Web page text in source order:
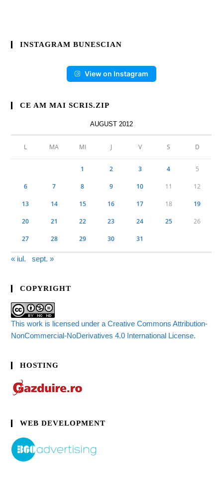
INSTAGRAM BUNESCIAN
View on Instagram
CE AM MAI SCRIS.ZIP
AUGUST 2012
L MA MI J V S D
1 2 3 4 5
6 7 8 9 10 11 12
13 14 15 16 17 18 19
20 21 22 23 24 25 26
27 28 29 30 31
« iul. sept. »
COPYRIGHT
This work is licensed under a Creative Commons Attribution-
NonCommercial-NoDerivatives 4.0 International License.
HOSTING
WEB DEVELOPMENT